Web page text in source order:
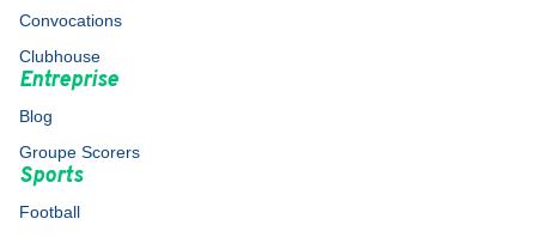
Convocations
Clubhouse
Entreprise
Blog
Groupe Scorers
Sports
Football